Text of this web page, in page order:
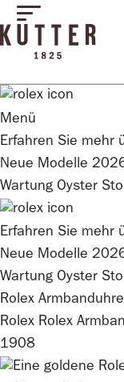
Menü
Erfahren Sie mehr
Neue Modelle
Wartung Oyster
Erfahren Sie mehr
Neue Modelle
Wartung Oyster
Rolex
Rolex Rolex
1908